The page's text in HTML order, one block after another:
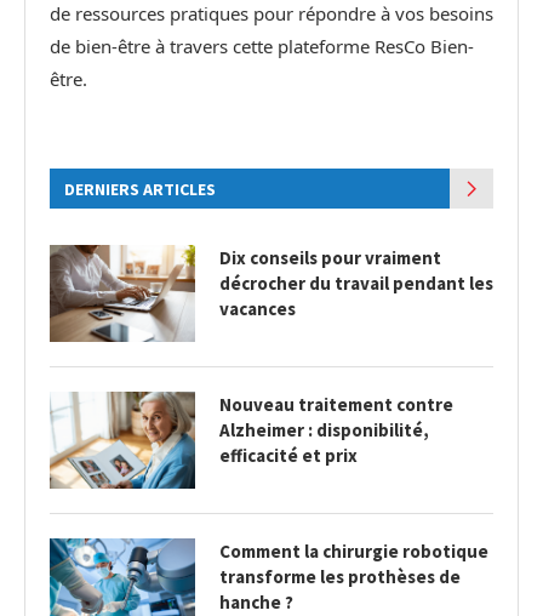
de ressources pratiques pour répondre à vos besoins
de bien-être à travers cette plateforme ResCo Bien-
être.
DERNIERS ARTICLES
Dix conseils pour vraiment
décrocher du travail pendant les
vacances
Nouveau traitement contre
Alzheimer : disponibilité,
efficacité et prix
Comment la chirurgie robotique
transforme les prothèses de
hanche ?